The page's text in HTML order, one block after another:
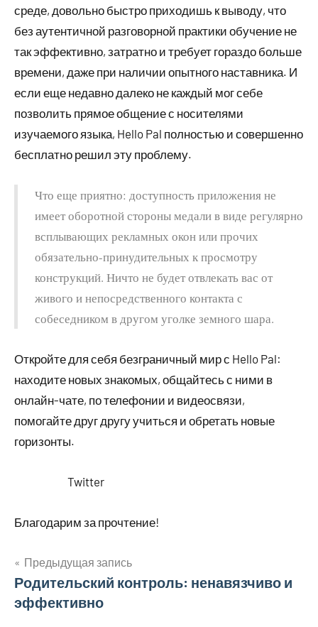
среде, довольно быстро приходишь к выводу, что
без аутентичной разговорной практики обучение не
так эффективно, затратно и требует гораздо больше
времени, даже при наличии опытного наставника. И
если еще недавно далеко не каждый мог себе
позволить прямое общение с носителями
изучаемого языка, Hello Pal полностью и совершенно
бесплатно решил эту проблему.
Что еще приятно: доступность приложения не
имеет оборотной стороны медали в виде регулярно
всплывающих рекламных окон или прочих
обязательно-принудительных к просмотру
конструкций. Ничто не будет отвлекать вас от
живого и непосредственного контакта с
собеседником в другом уголке земного шара.
Откройте для себя безграничный мир с Hello Pal:
находите новых знакомых, общайтесь с ними в
онлайн-чате, по телефонии и видеосвязи,
помогайте друг другу учиться и обретать новые
горизонты.
Twitter
Благодарим за прочтение!
Навигация
по
Предыдущая запись
Родительский контроль: ненавязчиво и
эффективно